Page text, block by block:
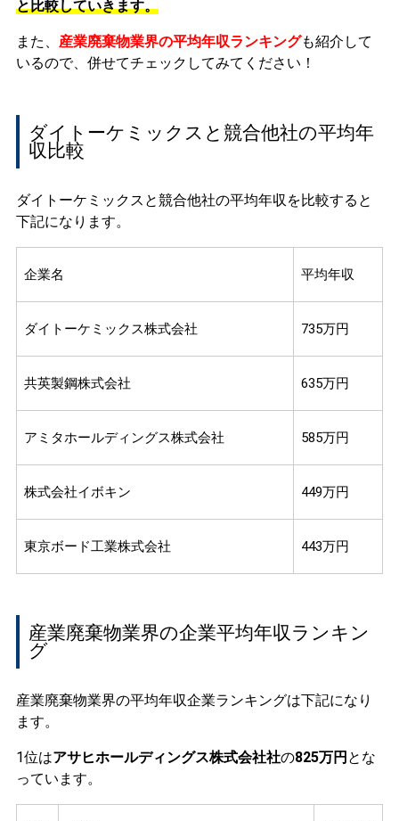
と比較していきます。
また、 産業廃棄物業界の平均年収ランキングも紹介して
いるので、併せてチェックしてみてください！
ダイトーケミックスと競合他社の平均年
収比較
ダイトーケミックスと競合他社の平均年収を比較すると
下記になります。
企業名 平均年収
ダイトーケミックス株式会社 735万円
共英製鋼株式会社 635万円
アミタホールディングス株式会社 585万円
株式会社イボキン 449万円
東京ボード工業株式会社 443万円
産業廃棄物業界の企業平均年収ランキン
グ
産業廃棄物業界の平均年収企業ランキングは下記になり
ます。
1位はアサヒホールディングス株式会社社の825万円 とな
っています。